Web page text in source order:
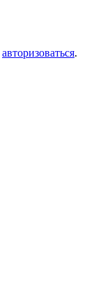
авторизоваться.